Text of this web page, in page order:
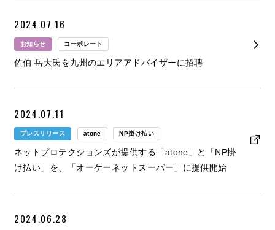
2024.07.16
お知らせ コーポレート
佐伯 岳大氏を九州のエリアアドバイザーに招聘
2024.07.11
プレスリリース atone NP掛け払い
ネットプロテクションズが提供する「atone」と「NP掛
け払い」を、「オーケーネットスーパー」に提供開始
2024.06.28